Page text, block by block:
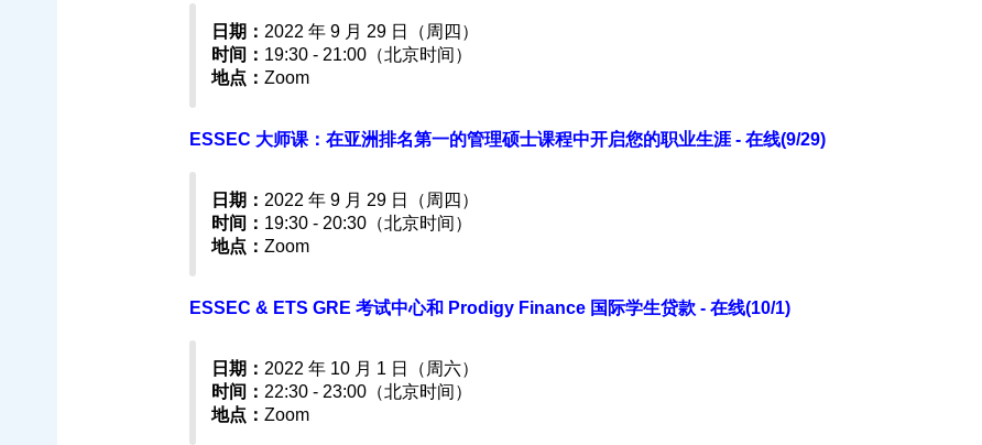
日期： 2022 年 9 月 29 日（周四）
时间： 19:30 - 21:00（北京时间）
地点： Zoom
ESSEC 大师课：在亚洲排名第一的管理硕士课程中开启您的职业生涯 - 在线(9/29)
日期： 2022 年 9 月 29 日（周四）
时间： 19:30 - 20:30（北京时间）
地点： Zoom
ESSEC & ETS GRE 考试中心和 Prodigy Finance 国际学生贷款 - 在线(10/1)
日期： 2022 年 10 月 1 日（周六）
时间： 22:30 - 23:00（北京时间）
地点： Zoom